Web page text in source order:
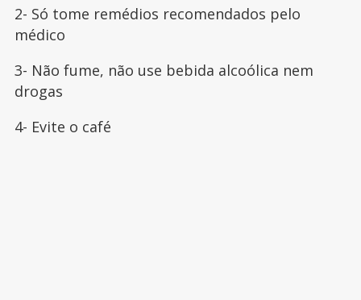
2- Só tome remédios recomendados pelo
médico
3- Não fume, não use bebida alcoólica nem
drogas
4- Evite o café